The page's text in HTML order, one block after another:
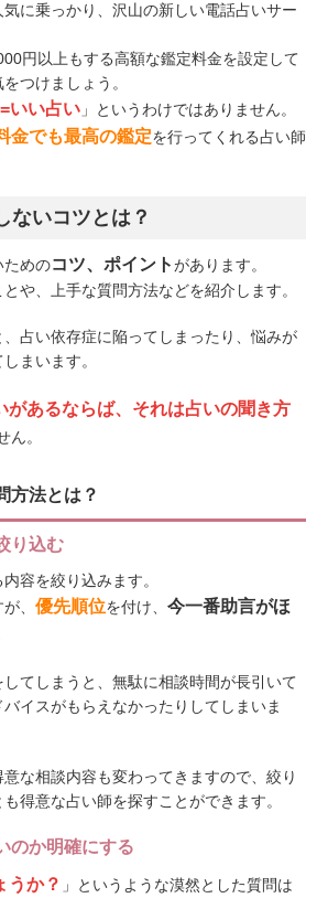
に乗っかり、沢山の新しい電話占いサー
円以上もする高額な鑑定料金を設定して
つけましょう。
いい占い 」というわけではありません。
金でも最高の鑑定を行ってくれる占い師
ないコツとは？
ためのコツ、ポイントがあります。
や、上手な質問方法などを紹介します。
占い依存症に陥ってしまったり、悩みが
まいます。
があるならば、それは占いの聞き方
ん。
方法とは？
り込む
容を絞り込みます。
、 優先順位を付け、 今一番助言がほ
てしまうと、無駄に相談時間が長引いて
イスがもらえなかったりしてしまいま
な相談内容も変わってきますので、絞り
得意な占い師を探すことができます。
のか明確にする
うか？ 」というような漠然とした質問は